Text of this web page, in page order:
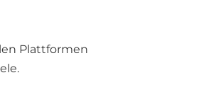
Plattformen